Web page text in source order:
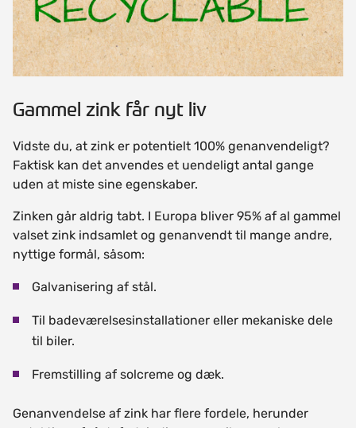
Gammel zink får nyt liv
Vidste du, at zink er potentielt 100% genanvendeligt?
Faktisk kan det anvendes et uendeligt antal gange
uden at miste sine egenskaber.
Zinken går aldrig tabt. I Europa bliver 95% af al gammel
valset zink indsamlet og genanvendt til mange andre,
nyttige formål, såsom:
Galvanisering af stål.
Til badeværelsesinstallationer eller mekaniske dele
til biler.
Fremstilling af solcreme og dæk.
Genanvendelse af zink har flere fordele, herunder